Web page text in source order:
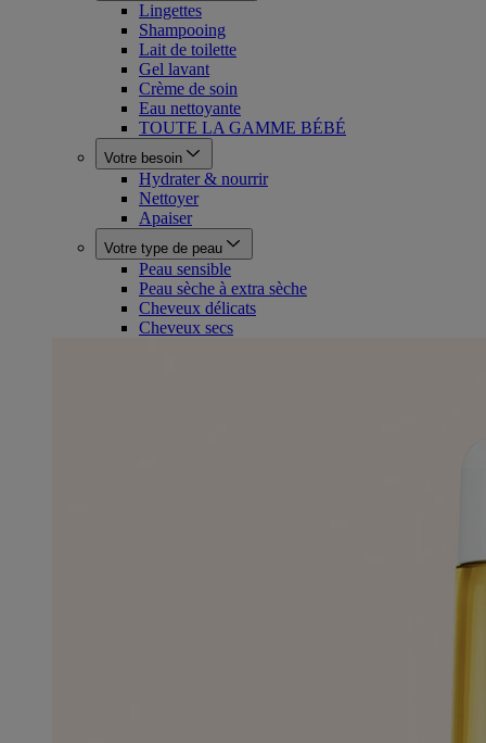
Lingettes
Shampooing
Lait de toilette
Gel lavant
Crème de soin
Eau nettoyante
TOUTE LA GAMME BÉBÉ
Votre besoin
Hydrater & nourrir
Nettoyer
Apaiser
Votre type de peau
Peau sensible
Peau sèche à extra sèche
Cheveux délicats
Cheveux secs